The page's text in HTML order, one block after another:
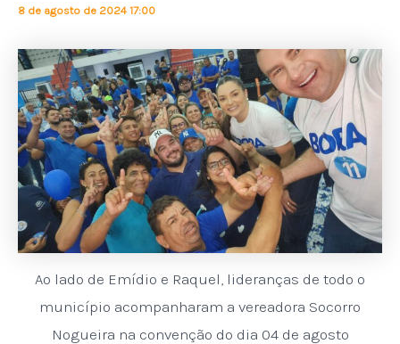
8 de agosto de 2024 17:00
Ao lado de Emídio e Raquel, lideranças de todo o
município acompanharam a vereadora Socorro
Nogueira na convenção do dia 04 de agosto